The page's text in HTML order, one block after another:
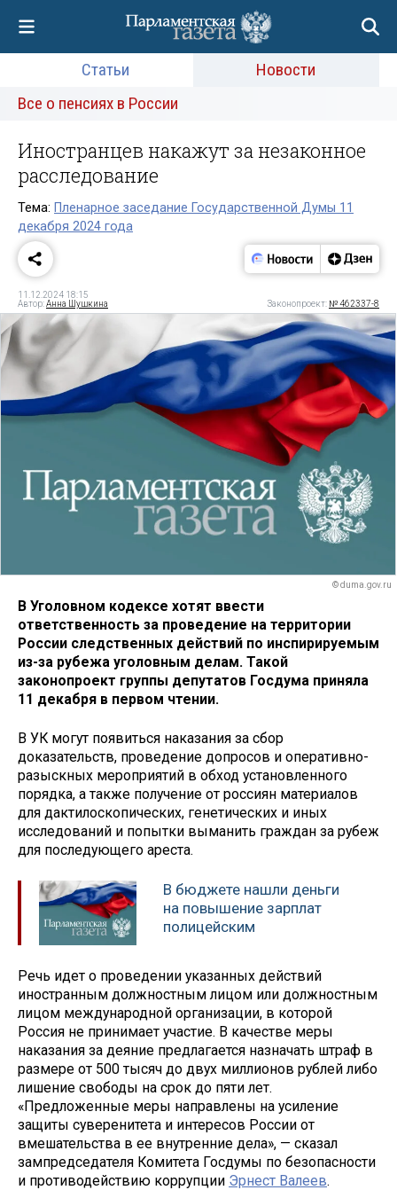
Статьи
Новости
Все о пенсиях в России
Иностранцев накажут за незаконное
расследование
Тема: Пленарное заседание Государственной Думы 11
декабря 2024 года
11.12.2024 18:15
Автор:Анна Шушкина Законопроект: № 462337-8
© duma.gov.ru
В Уголовном кодексе хотят ввести
ответственность за проведение на территории
России следственных действий по инспирируемым
из-за рубежа уголовным делам. Такой
законопроект группы депутатов Госдума приняла
11 декабря в первом чтении.
В УК могут появиться наказания за сбор
доказательств, проведение допросов и оперативно-
разыскных мероприятий в обход установленного
порядка, а также получение от россиян материалов
для дактилоскопических, генетических и иных
исследований и попытки выманить граждан за рубеж
для последующего ареста.
В бюджете нашли деньги
на повышение зарплат
полицейским
Речь идет о проведении указанных действий
иностранным должностным лицом или должностным
лицом международной организации, в которой
Россия не принимает участие. В качестве меры
наказания за деяние предлагается назначать штраф в
размере от 500 тысяч до двух миллионов рублей либо
лишение свободы на срок до пяти лет.
«Предложенные меры направлены на усиление
защиты суверенитета и интересов России от
вмешательства в ее внутренние дела», — сказал
зампредседателя Комитета Госдумы по безопасности
и противодействию коррупции Эрнест Валеев.